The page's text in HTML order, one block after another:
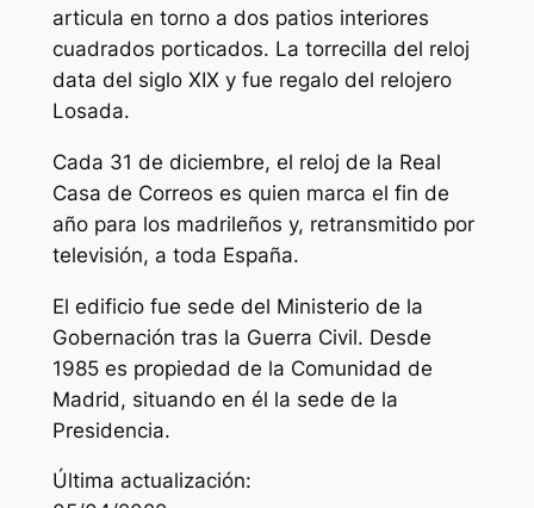
articula en torno a dos patios interiores
cuadrados porticados. La torrecilla del reloj
data del siglo XIX y fue regalo del relojero
Losada.
Cada 31 de diciembre, el reloj de la Real
Casa de Correos es quien marca el fin de
año para los madrileños y, retransmitido por
televisión, a toda España.
El edificio fue sede del Ministerio de la
Gobernación tras la Guerra Civil. Desde
1985 es propiedad de la Comunidad de
Madrid, situando en él la sede de la
Presidencia.
Última actualización: